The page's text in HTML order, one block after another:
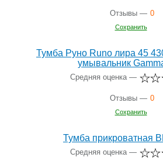
Отзывы — 0
Сохранить
Тумба Руно Runo лира 45
умывальник
Средняя оценка —
Отзывы — 0
Сохранить
Тумба прикроватная
Средняя оценка —